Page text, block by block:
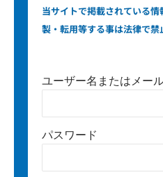
当サイトで掲載されている
製・転用等する事は法律で禁
ユーザー名またはメー
パスワード